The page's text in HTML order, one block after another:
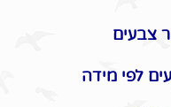
צבעים